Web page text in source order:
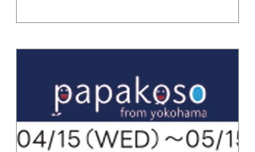
をご愛用いただいているユーザー様を
投稿キャンペーンも公式LINEにて同時
開催いたします。 ※キャンペーンの参
加には、パパコソ公式LINEを友だち追
加する必要があります。 プレゼント内